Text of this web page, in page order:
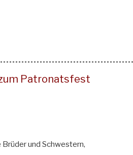
Patronatsfest
und Schwestern,